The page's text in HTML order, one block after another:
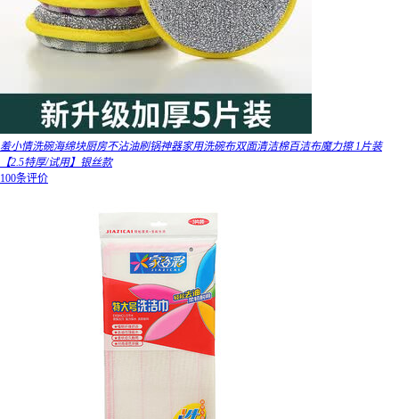
羞小情洗碗海绵块厨房不沾油刷锅神器家用洗碗布双面清洁棉百洁布魔力擦 1片装
【2.5特厚/试用】银丝款
100条评价